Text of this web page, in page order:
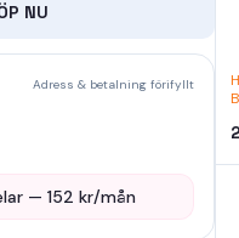
NU
Adress & betalning förifyllt
—152 kr/mån